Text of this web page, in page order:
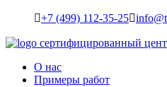
+7 (499) 112-35-25
сертифицированный
О нас
Примеры работ